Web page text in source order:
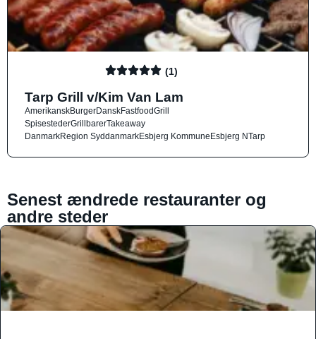
(1)
Tarp Grill v/Kim Van Lam
AmerikanskBurgerDanskFastfoodGrill
SpisestederGrillbarerTakeaway
DanmarkRegion SyddanmarkEsbjerg KommuneEsbjerg NTarp
Senest ændrede restauranter og
andre steder